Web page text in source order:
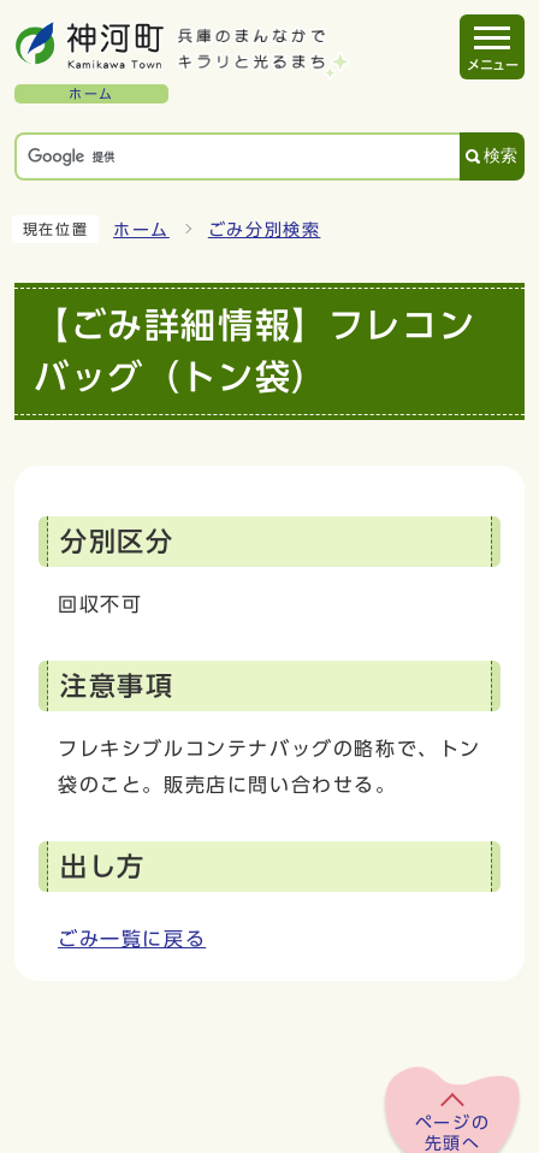
ホーム
検索
メニュー
現在位置 ホーム ごみ分別検索
【ごみ詳細情報】フレコン
バッグ（トン袋）
分別区分
回収不可
注意事項
フレキシブルコンテナバッグの略称で、トン
袋のこと。販売店に問い合わせる。
出し方
ごみ一覧に戻る
ページの
先頭へ